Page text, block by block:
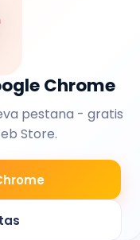
Chrome
pestana - gratis
Store.